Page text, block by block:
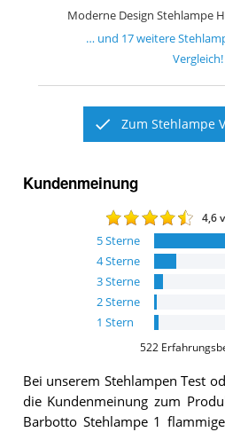
… und 17weitere
Vergleich!
Zum Stehlampe
Kundenmeinung
4,6
5Sterne
4Sterne
3Sterne
2Sterne
1 Stern
522
Bei unserem Stehlampen Test
die Kundenmeinung zum
Barbotto Stehlampe 1